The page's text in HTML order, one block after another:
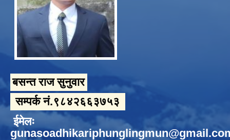
बसन्त राज सुनुवार
सम्पर्क नं.९८४२६६३७५३
ईमेलः